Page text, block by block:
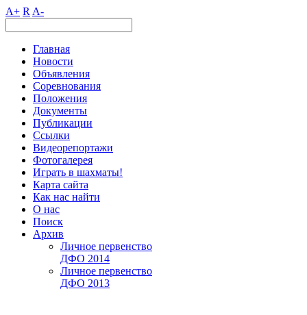
A+ R A-
Главная
Новости
Объявления
Соревнования
Положения
Документы
Публикации
Ссылки
Видеорепортажи
Фотогалерея
Играть в шахматы!
Карта сайта
Как нас найти
О нас
Поиск
Архив
Личное первенство
ДФО 2014
Личное первенство
ДФО 2013